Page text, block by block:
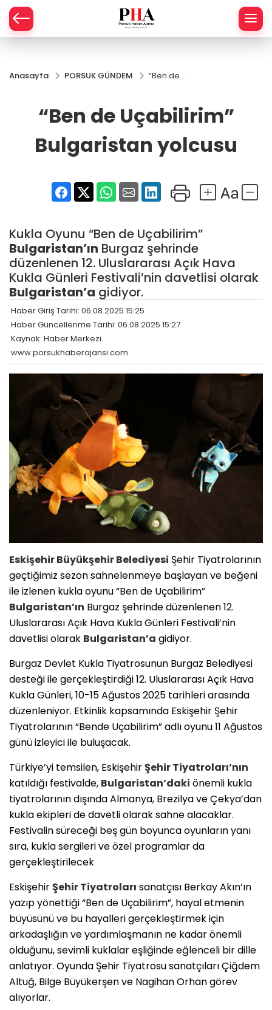
HABER
Anasayfa PORSUK GÜNDEM
“Ben de
yolcusu
“Ben de Uçabilirim”
Bulgaristan yolcusu
Kukla Oyunu “Ben de Uçabilirim”
Bulgaristan’ın Burgaz şehrinde
düzenlenen 12. Uluslararası Açık Hava
Kukla Günleri Festivali’nin davetlisi olarak
Bulgaristan’a gidiyor.
Haber Giriş Tarihi: 06.08.2025 15:25
Haber Güncellenme Tarihi: 06.08.2025 15:27
Kaynak: Haber Merkezi
www.porsukhaberajansi.com
Eskişehir Büyükşehir Belediyesi Şehir Tiyatrolarının
geçtiğimiz sezon sahnelenmeye başlayan ve beğeni
ile izlenen kukla oyunu “Ben de Uçabilirim”
Bulgaristan’ın Burgaz şehrinde düzenlenen 12.
Uluslararası Açık Hava Kukla Günleri Festivali’nin
davetlisi olarak Bulgaristan’a gidiyor.
Burgaz Devlet Kukla Tiyatrosunun Burgaz Belediyesi
desteği ile gerçekleştirdiği 12. Uluslararası Açık Hava
Kukla Günleri, 10-15 Ağustos 2025 tarihleri arasında
düzenleniyor. Etkinlik kapsamında Eskişehir Şehir
Tiyatrolarının “Bende Uçabilirim” adlı oyunu 11 Ağustos
günü izleyici ile buluşacak.
Türkiye’yi temsilen, EskişehirŞehir Tiyatroları’nın
katıldığı festivalde, Bulgaristan’daki önemli kukla
tiyatrolarının dışında Almanya, Brezilya ve Çekya’dan
kukla ekipleri de davetli olarak sahne alacaklar.
Festivalin süreceği beş gün boyunca oyunların yanı
sıra, kukla sergileri ve özel programlar da
gerçekleştirilecek
EskişehirŞehir Tiyatroları sanatçısı Berkay Akın’ın
yazıp yönettiği “Ben de Uçabilirim”, hayal etmenin
büyüsünü ve bu hayalleri gerçekleştirmek için
arkadaşlığın ve yardımlaşmanın ne kadar önemli
olduğunu, sevimli kuklalar eşliğinde eğlenceli bir dille
anlatıyor. Oyunda Şehir Tiyatrosu sanatçıları Çiğdem
Altuğ, Bilge Büyükerşen ve Nagihan Orhan görev
alıyorlar.